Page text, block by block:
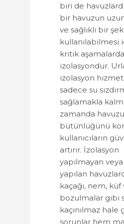
biri de
bir havuzun
ve sağlıklı bir
kullanılabilmesi
kritik
izolasyondur.
izolasyon
sadece su
sağlamakla
zamanda
bütünlüğünü
kullanıcıların
artırır. İzolasyon
yapılmayan veya
yapılan
kaçağı, nem, küf
bozulmalar gibi
kaçınılmaz hale
sorunlar hem